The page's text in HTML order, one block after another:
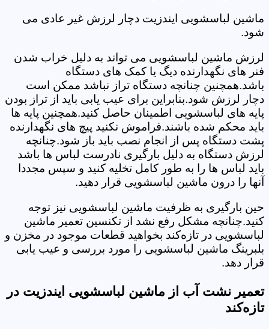
ماشین لباسشویی ایندزیت دچار لرزش غیر عادی می
شود.
لرزش ماشین لباسشویی می تواند به دلیل خراب شدن
فنر های نگهدارنده دیگ یا کمک های دستگاه
باشد.همچنین چنانچه دستگاه تراز نباشد ممکن است
دچار لرزش شود.بنابراین برای عیب یابی باید از تراز بودن
پایه های لباسشویی اطمینان حاصل کنید.همچنین پایه ها
باید محکم شده باشند.فراموش نکنید پیچ های نگهدارنده
پشت دستگاه پس از انجام نصب باید باز شود.چنانچه
لرزش دستگاه به دلیل بارگیری نادرست لباس ها باشد
باید لباس ها را به طور کامل تخلیه کنید و سپس مجددا
آنها را درون ماشین لباسشویی قرار دهید.
حین بارگیری به ظرفیت ماشین لباسشویی نیز توجه
کنید.چنانچه مشکل رفع نشد از تکنسین تعمیر ماشین
لباسشویی در تازه‌کند بخواهید قطعات موجود در مخزن و
بلبرینگ ماشین لباسشویی را مورد بررسی و عیب یابی
قرار دهد.
تعمیر نشت آب از ماشین لباسشویی ایندزیت در
تازه‌کند